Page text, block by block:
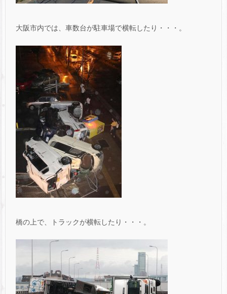
大阪市内では、車数台が駐車場で横転したり・・・。
橋の上で、トラックが横転したり・・・。